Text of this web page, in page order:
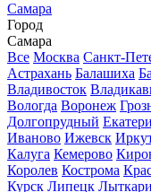
Самара
Город
Самара
Все Москва Санкт-
Астрахань Балашиха
Владивосток
Вологда Воронеж
Долгопрудный
Иваново Ижевск
Калуга Кемерово
Королев Кострома
Курск Липецк